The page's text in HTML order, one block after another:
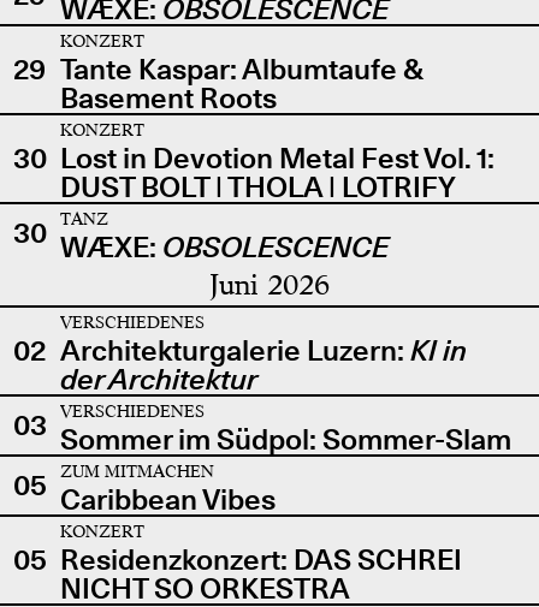
WÆXE: OBSOLESCENCE
29
KONZERT
Tante Kaspar: Albumtaufe &
Basement Roots
30
KONZERT
Lost in Devotion Metal Fest Vol. 1:
DUST BOLT | THOLA | LOTRIFY
30
TANZ
WÆXE: OBSOLESCENCE
Juni 2026
02
VERSCHIEDENES
Architekturgalerie Luzern: KI in
der Architektur
03
VERSCHIEDENES
Sommer im Südpol: Sommer-Slam
05
ZUM MITMACHEN
Caribbean Vibes
05
KONZERT
Residenzkonzert: DAS SCHREI
NICHT SO ORKESTRA